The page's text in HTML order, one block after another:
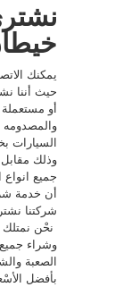
يمكنك
حيث أننا
أو
والمصدومه
وذلك
جميع انواع
شركتنا
نحْن نمتلك
وشراء
الصعبة
بأفضل